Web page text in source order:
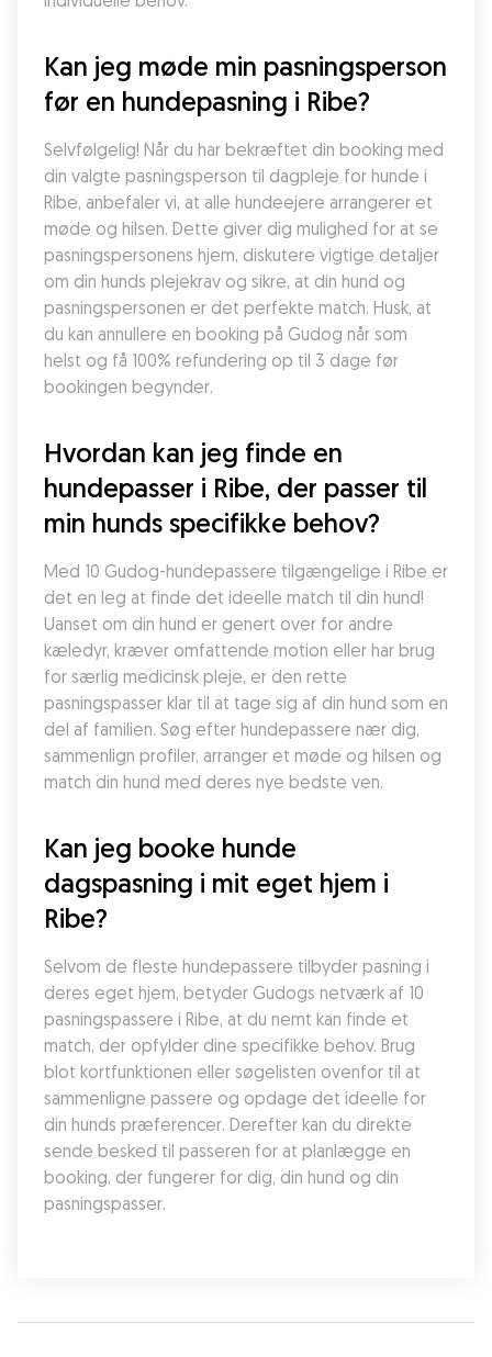
Kan jeg møde min pasningsperson
før en hundepasning i Ribe?
Selvfølgelig! Når du har bekræftet din booking med
din valgte pasningsperson til dagpleje for hunde i
Ribe, anbefaler vi, at alle hundeejere arrangerer et
møde og hilsen. Dette giver dig mulighed for at se
pasningspersonens hjem, diskutere vigtige detaljer
om din hunds plejekrav og sikre, at din hund og
pasningspersonen er det perfekte match. Husk, at
du kan annullere en booking på Gudog når som
helst og få 100% refundering op til 3 dage før
bookingen begynder.
Hvordan kan jeg finde en
hundepasser i Ribe, der passer til
min hunds specifikke behov?
Med 10 Gudog-hundepassere tilgængelige i Ribe er
det en leg at finde det ideelle match til din hund!
Uanset om din hund er genert over for andre
kæledyr, kræver omfattende motion eller har brug
for særlig medicinsk pleje, er den rette
pasningspasser klar til at tage sig af din hund som en
del af familien. Søg efter hundepassere nær dig,
sammenlign profiler, arranger et møde og hilsen og
match din hund med deres nye bedste ven.
Kan jeg booke hunde
dagspasning i mit eget hjem i
Ribe?
Selvom de fleste hundepassere tilbyder pasning i
deres eget hjem, betyder Gudogs netværk af 10
pasningspassere i Ribe, at du nemt kan finde et
match, der opfylder dine specifikke behov. Brug
blot kortfunktionen eller søgelisten ovenfor til at
sammenligne passere og opdage det ideelle for
din hunds præferencer. Derefter kan du direkte
sende besked til passeren for at planlægge en
booking, der fungerer for dig, din hund og din
pasningspasser.